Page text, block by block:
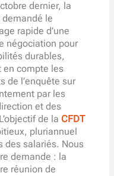
dernier, la
demandé le
rapide d’une
négociation pour
durables,
en compte les
de l’enquête sur
par les
et des
de la CFDT
pluriannuel
des salariés. Nous
demande : la
réunion de